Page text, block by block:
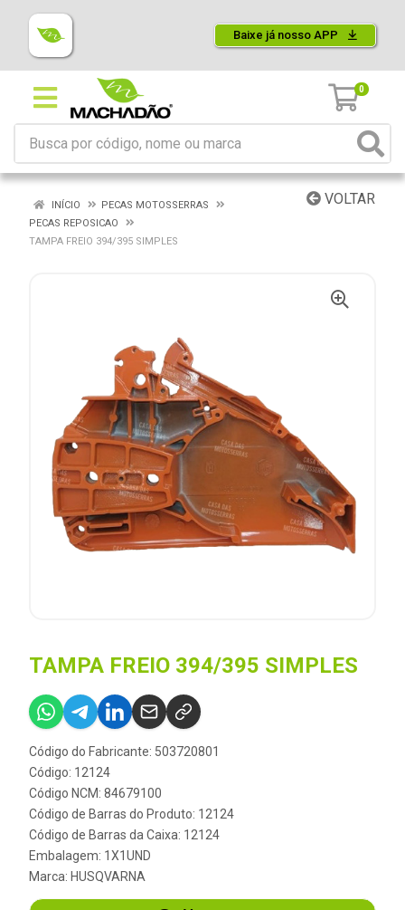
Baixe já nosso APP
0
VOLTAR
INÍCIO
PECAS MOTOSSERRAS
PECAS REPOSICAO
TAMPA FREIO 394/395 SIMPLES
TAMPA FREIO 394/395 SIMPLES
Código do Fabricante: 503720801
Código: 12124
Código NCM: 84679100
Código de Barras do Produto: 12124
Código de Barras da Caixa: 12124
Embalagem: 1X1UND
Marca: HUSQVARNA